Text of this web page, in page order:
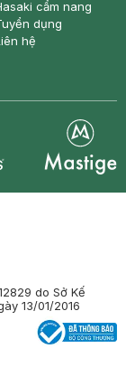
cẩm nang
dụng
hệ
do Sở Kế
13/01/2016